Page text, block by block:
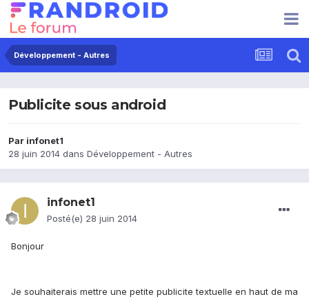
Développement - Autres
Publicite sous android
Par infonet1
28 juin 2014 dans Développement - Autres
infonet1
Posté(e) 28 juin 2014
Bonjour
Je souhaiterais mettre une petite publicite textuelle en haut de ma